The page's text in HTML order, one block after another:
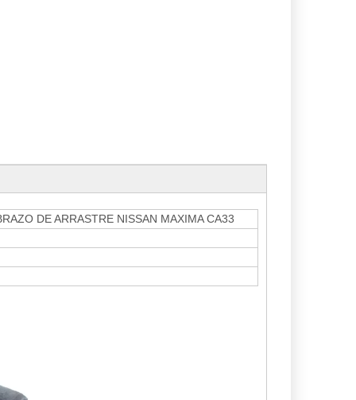
DE ARRASTRE NISSAN MAXIMA CA33